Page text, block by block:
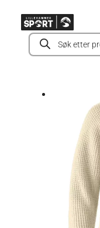
innholdProducts
search